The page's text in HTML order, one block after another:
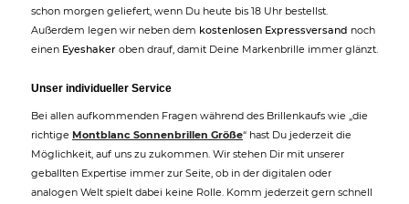
schon morgen geliefert, wenn Du heute bis 18 Uhr bestellst.
Außerdem legen wir neben dem kostenlosen Expressversand noch
einen Eyeshaker oben drauf, damit Deine Markenbrille immer glänzt.
Unser individueller Service
Bei allen aufkommenden Fragen während des Brillenkaufs wie „die
richtige Montblanc Sonnenbrillen Größe“ hast Du jederzeit die
Möglichkeit, auf uns zu zukommen. Wir stehen Dir mit unserer
geballten Expertise immer zur Seite, ob in der digitalen oder
analogen Welt spielt dabei keine Rolle. Komm jederzeit gern schnell